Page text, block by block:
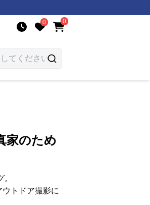
0 0
家のため
トドア撮影に